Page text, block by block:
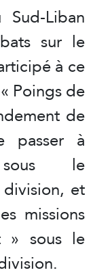
Liban
sur le
à ce
Poings de
de
passer à
sous le
et
missions
» sous le